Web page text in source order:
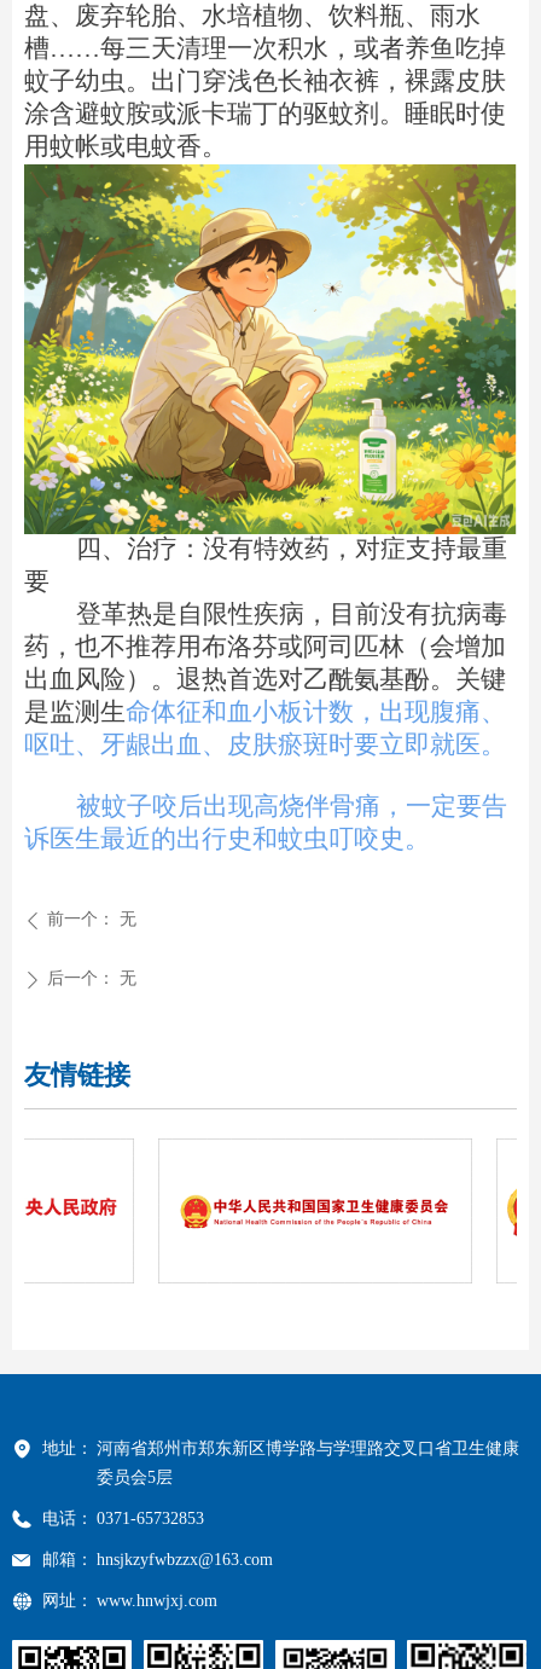
盘、废弃轮胎、水培植物、饮料瓶、雨水
槽……每三天清理一次积水，或者养鱼吃掉
蚊子幼虫。出门穿浅色长袖衣裤，裸露皮肤
涂含避蚊胺或派卡瑞丁的驱蚊剂。睡眠时使
用蚊帐或电蚊香。
四、治疗：没有特效药，对症支持最重
要
登革热是自限性疾病，目前没有抗病毒
药，也不推荐用布洛芬或阿司匹林（会增加
出血风险）。退热首选对乙酰氨基酚。关键
是监测生命体征和血小板计数，出现腹痛、
呕吐、牙龈出血、皮肤瘀斑时要立即就医。
被蚊子咬后出现高烧伴骨痛，一定要告
诉医生最近的出行史和蚊虫叮咬史。
ꄴ 前一个： 无
ꄲ 后一个： 无
友情链接
地址： 河南省郑州市郑东新区博学路与学理路交叉口省卫生健康
委员会5层
电话： 0371-65732853
邮箱： hnsjkzyfwbzzx@163.com
网址： www.hnwjxj.com